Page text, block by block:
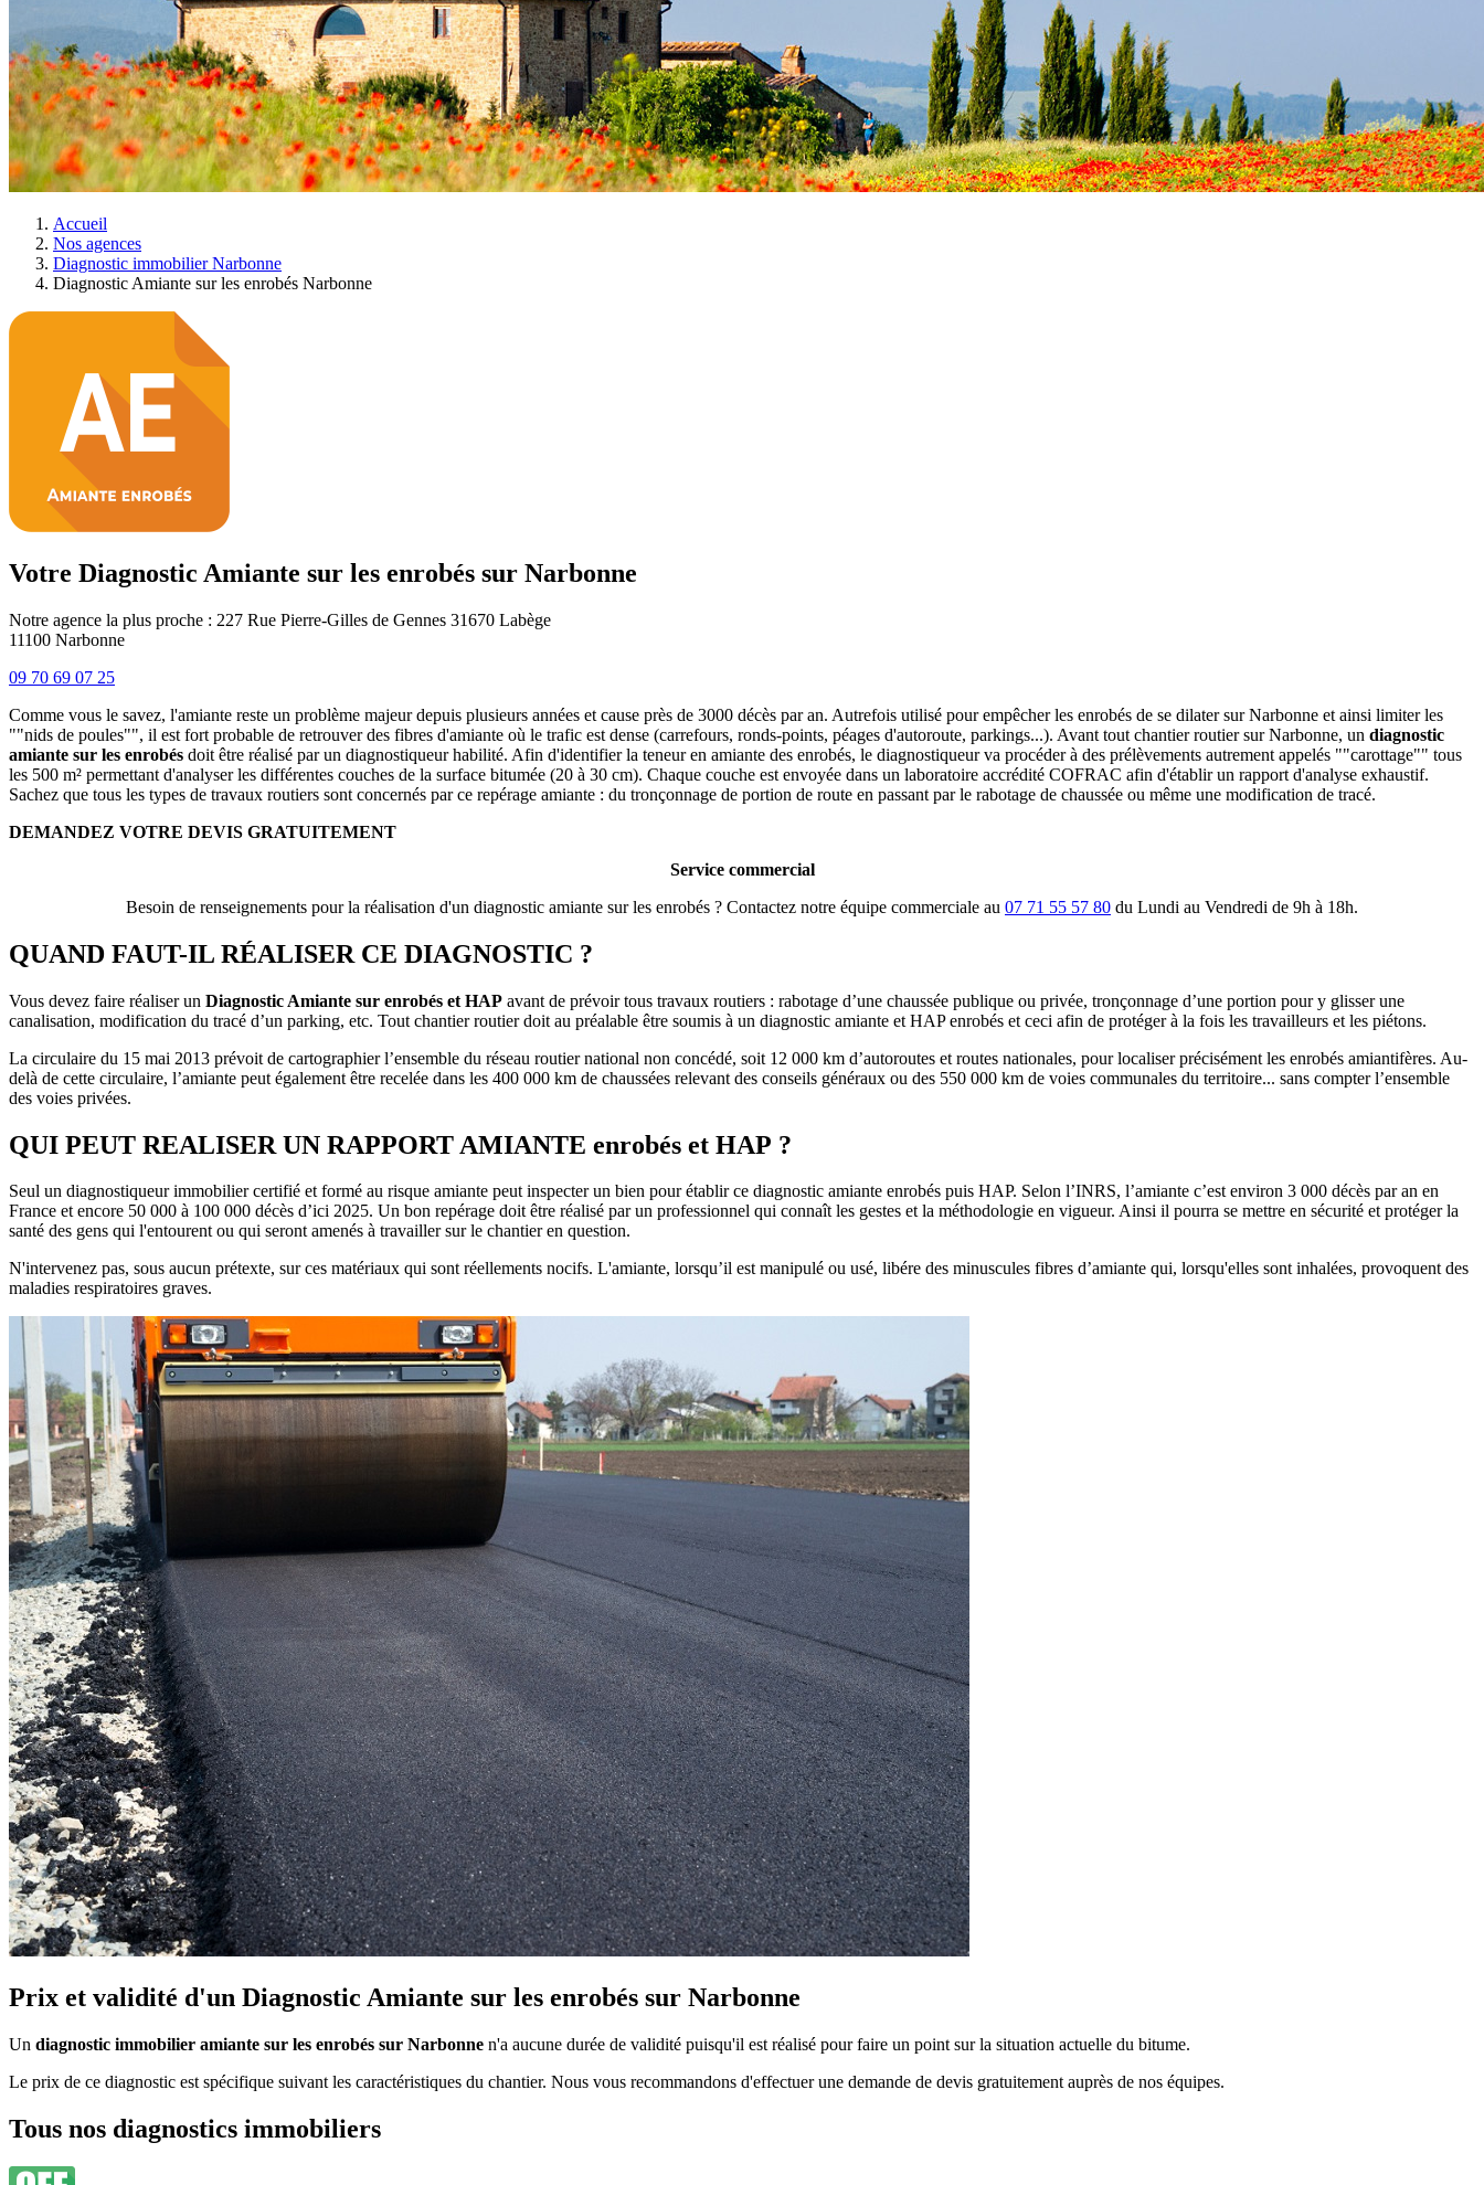
Accueil
Nos agences
Diagnostic immobilier Narbonne
Diagnostic Amiante sur les enrobés Narbonne
Votre Diagnostic Amiante sur les enrobés sur Narbonne
Notre agence la plus proche : 227 Rue Pierre-Gilles de Gennes 31670 Labège
11100 Narbonne
09 70 69 07 25
Comme vous le savez, l'amiante reste un problème majeur depuis plusieurs années et cause près de 3000 décès par an. Autrefois utilisé pour empêcher les enrobés de se dilater sur Narbonne et ainsi limiter les
""nids de poules"", il est fort probable de retrouver des fibres d'amiante où le trafic est dense (carrefours, ronds-points, péages d'autoroute, parkings...). Avant tout chantier routier sur Narbonne, un diagnostic
amiante sur les enrobés doit être réalisé par un diagnostiqueur habilité. Afin d'identifier la teneur en amiante des enrobés, le diagnostiqueur va procéder à des prélèvements autrement appelés ""carottage"" tous
les 500 m² permettant d'analyser les différentes couches de la surface bitumée (20 à 30 cm). Chaque couche est envoyée dans un laboratoire accrédité COFRAC afin d'établir un rapport d'analyse exhaustif.
Sachez que tous les types de travaux routiers sont concernés par ce repérage amiante : du tronçonnage de portion de route en passant par le rabotage de chaussée ou même une modification de tracé.
DEMANDEZ VOTRE DEVIS GRATUITEMENT
Service commercial
Besoin de renseignements pour la réalisation d'un diagnostic amiante sur les enrobés ? Contactez notre équipe commerciale au 07 71 55 57 80 du Lundi au Vendredi de 9h à 18h.
QUAND FAUT-IL RÉALISER CE DIAGNOSTIC ?
Vous devez faire réaliser un Diagnostic Amiante sur enrobés et HAP avant de prévoir tous travaux routiers : rabotage d’une chaussée publique ou privée, tronçonnage d’une portion pour y glisser une
canalisation, modification du tracé d’un parking, etc. Tout chantier routier doit au préalable être soumis à un diagnostic amiante et HAP enrobés et ceci afin de protéger à la fois les travailleurs et les piétons.
La circulaire du 15 mai 2013 prévoit de cartographier l’ensemble du réseau routier national non concédé, soit 12 000 km d’autoroutes et routes nationales, pour localiser précisément les enrobés amiantifères. Au-
delà de cette circulaire, l’amiante peut également être recelée dans les 400 000 km de chaussées relevant des conseils généraux ou des 550 000 km de voies communales du territoire... sans compter l’ensemble
des voies privées.
QUI PEUT REALISER UN RAPPORT AMIANTE enrobés et HAP ?
Seul un diagnostiqueur immobilier certifié et formé au risque amiante peut inspecter un bien pour établir ce diagnostic amiante enrobés puis HAP. Selon l’INRS, l’amiante c’est environ 3 000 décès par an en
France et encore 50 000 à 100 000 décès d’ici 2025. Un bon repérage doit être réalisé par un professionnel qui connaît les gestes et la méthodologie en vigueur. Ainsi il pourra se mettre en sécurité et protéger la
santé des gens qui l'entourent ou qui seront amenés à travailler sur le chantier en question.
N'intervenez pas, sous aucun prétexte, sur ces matériaux qui sont réellements nocifs. L'amiante, lorsqu’il est manipulé ou usé, libére des minuscules fibres d’amiante qui, lorsqu'elles sont inhalées, provoquent des
maladies respiratoires graves.
Prix et validité d'un Diagnostic Amiante sur les enrobés sur Narbonne
Un diagnostic immobilier amiante sur les enrobés sur Narbonne n'a aucune durée de validité puisqu'il est réalisé pour faire un point sur la situation actuelle du bitume.
Le prix de ce diagnostic est spécifique suivant les caractéristiques du chantier. Nous vous recommandons d'effectuer une demande de devis gratuitement auprès de nos équipes.
Tous nos diagnostics immobiliers